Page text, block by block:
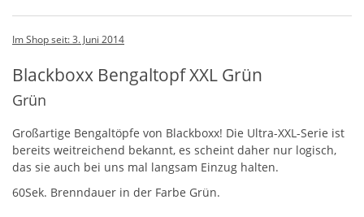
Im Shop seit: 3. Juni 2014
Blackboxx Bengaltopf XXL Grün
Grün
Großartige Bengaltöpfe von Blackboxx! Die Ultra-XXL-Serie ist
bereits weitreichend bekannt, es scheint daher nur logisch,
das sie auch bei uns mal langsam Einzug halten.
60Sek. Brenndauer in der Farbe Grün.